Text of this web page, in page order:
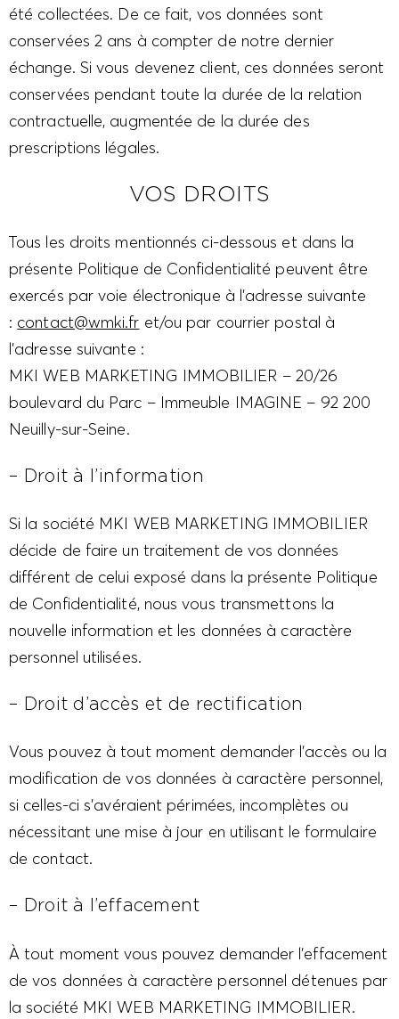
été collectées. De ce fait, vos données sont
conservées 2 ans à compter de notre dernier
échange. Si vous devenez client, ces données seront
conservées pendant toute la durée de la relation
contractuelle, augmentée de la durée des
prescriptions légales.
VOS DROITS
Tous les droits mentionnés ci-dessous et dans la
présente Politique de Confidentialité peuvent être
exercés par voie électronique à l’adresse suivante
: contact@wmki.fr et/ou par courrier postal à
l’adresse suivante :
MKI WEB MARKETING IMMOBILIER – 20/26
boulevard du Parc – Immeuble IMAGINE – 92 200
Neuilly-sur-Seine.
– Droit à l’information
Si la société MKI WEB MARKETING IMMOBILIER
décide de faire un traitement de vos données
différent de celui exposé dans la présente Politique
de Confidentialité, nous vous transmettons la
nouvelle information et les données à caractère
personnel utilisées.
– Droit d’accès et de rectification
Vous pouvez à tout moment demander l’accès ou la
modification de vos données à caractère personnel,
si celles-ci s’avéraient périmées, incomplètes ou
nécessitant une mise à jour en utilisant le formulaire
de contact.
– Droit à l’effacement
À tout moment vous pouvez demander l’effacement
de vos données à caractère personnel détenues par
la société MKI WEB MARKETING IMMOBILIER.